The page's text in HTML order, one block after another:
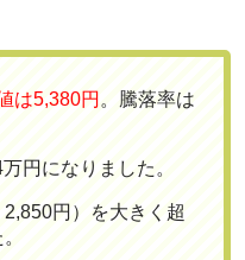
は5,380円 。騰落率は
円 になりました。
円）を大きく超